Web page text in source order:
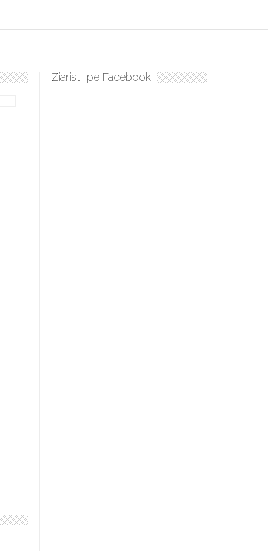
sculați, boieri mari! Sara Nukina are nevoie de ajutorul nostru!
Ziaristii pe Facebook